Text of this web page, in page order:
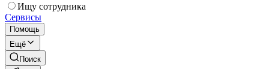
Ищу сотрудника
Сервисы
Помощь
Ещё
Поиск